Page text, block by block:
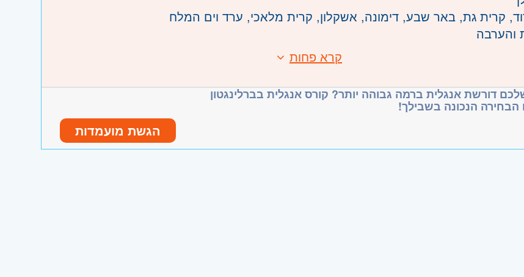
קרית גת, באר שבע, דימונה, אשקלון, קרית מלאכי, ערד וים המלח
והערבה
קרא פחות
דורשת אנגלית ברמה גבוהה יותר? קורס אנגלית בברלינגטון
הבחירה הנכונה בשבילך!
הגשת מועמדות